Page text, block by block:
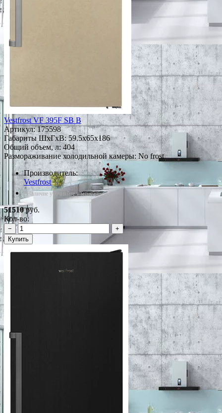
Vestfrost VF 395F SB B
Артикул:175598
Габариты ШxГxВ: 59.5x65x186
Общий объем, л: 404
Размораживание холодильной камеры: No frost
Производитель:
Vestfrost
*Наличие уточняйте у менеджера
51510руб.
Кол-во:
−
+
Купить